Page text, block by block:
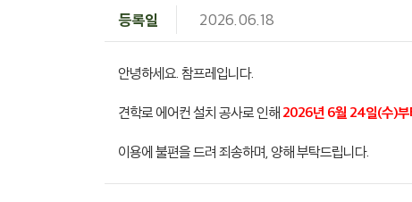
등록일 2026.06.18
안녕하세요. 참프레입니다.
견학로 에어컨 설치 공사로 인해 2026년 6월 24일(수)부
이용에 불편을 드려 죄송하며, 양해 부탁드립니다.